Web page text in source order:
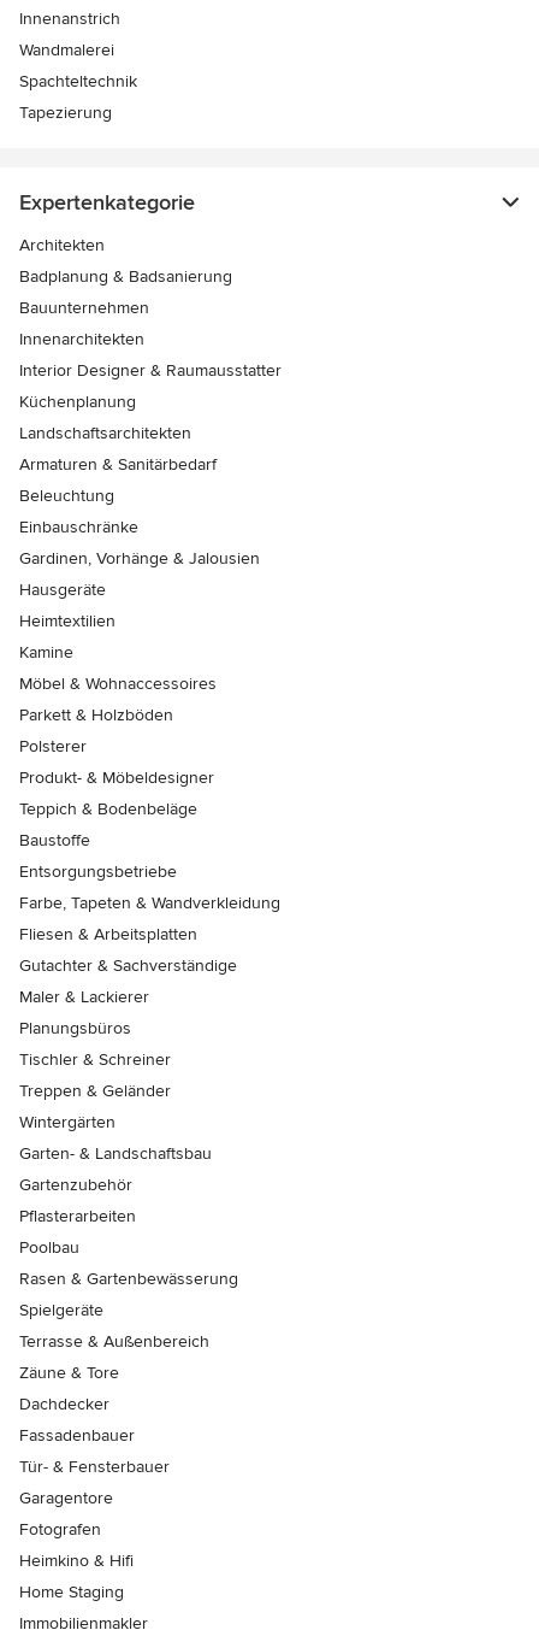
Innenanstrich
Wandmalerei
Spachteltechnik
Tapezierung
Expertenkategorie
Architekten
Badplanung & Badsanierung
Bauunternehmen
Innenarchitekten
Interior Designer & Raumausstatter
Küchenplanung
Landschaftsarchitekten
Armaturen & Sanitärbedarf
Beleuchtung
Einbauschränke
Gardinen, Vorhänge & Jalousien
Hausgeräte
Heimtextilien
Kamine
Möbel & Wohnaccessoires
Parkett & Holzböden
Polsterer
Produkt- & Möbeldesigner
Teppich & Bodenbeläge
Baustoffe
Entsorgungsbetriebe
Farbe, Tapeten & Wandverkleidung
Fliesen & Arbeitsplatten
Gutachter & Sachverständige
Maler & Lackierer
Planungsbüros
Tischler & Schreiner
Treppen & Geländer
Wintergärten
Garten- & Landschaftsbau
Gartenzubehör
Pflasterarbeiten
Poolbau
Rasen & Gartenbewässerung
Spielgeräte
Terrasse & Außenbereich
Zäune & Tore
Dachdecker
Fassadenbauer
Tür- & Fensterbauer
Garagentore
Fotografen
Heimkino & Hifi
Home Staging
Immobilienmakler